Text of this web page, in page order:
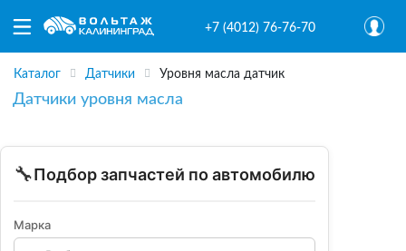
+7 (4012) 76-76-70
Каталог Датчики Уровня масла датчик
Датчики уровня масла
🔧Подбор запчастей по автомобилю
Марка